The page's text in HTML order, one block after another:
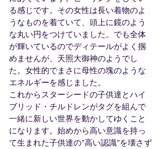
る感じです。その女性は長い着物のよ
うなものを着ていて、頭上に鏡のよう
な丸い円をつけていました。でも全体
が輝いているのでディテールがよく掴
めませんが、天照大御神のようでし
た。女性的でまさに母性の塊のような
エネルギーを感じました。
これからスターシードの子供達とハイ
ブリッド・チルドレンがタグを組んで
一緒に新しい世界を動かしてゆくこと
になります。始めから高い意識を持っ
て生まれた子供達の”高い認識”を壊さず